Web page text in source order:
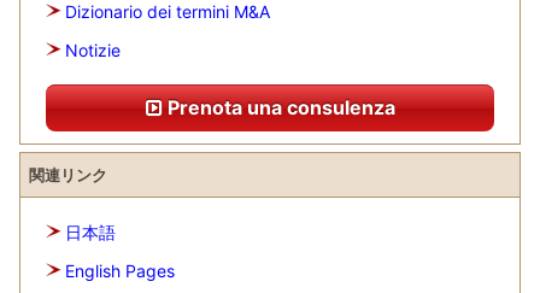
Dizionario dei termini M&A
Notizie
Prenota una consulenza
関連リンク
日本語
English Pages